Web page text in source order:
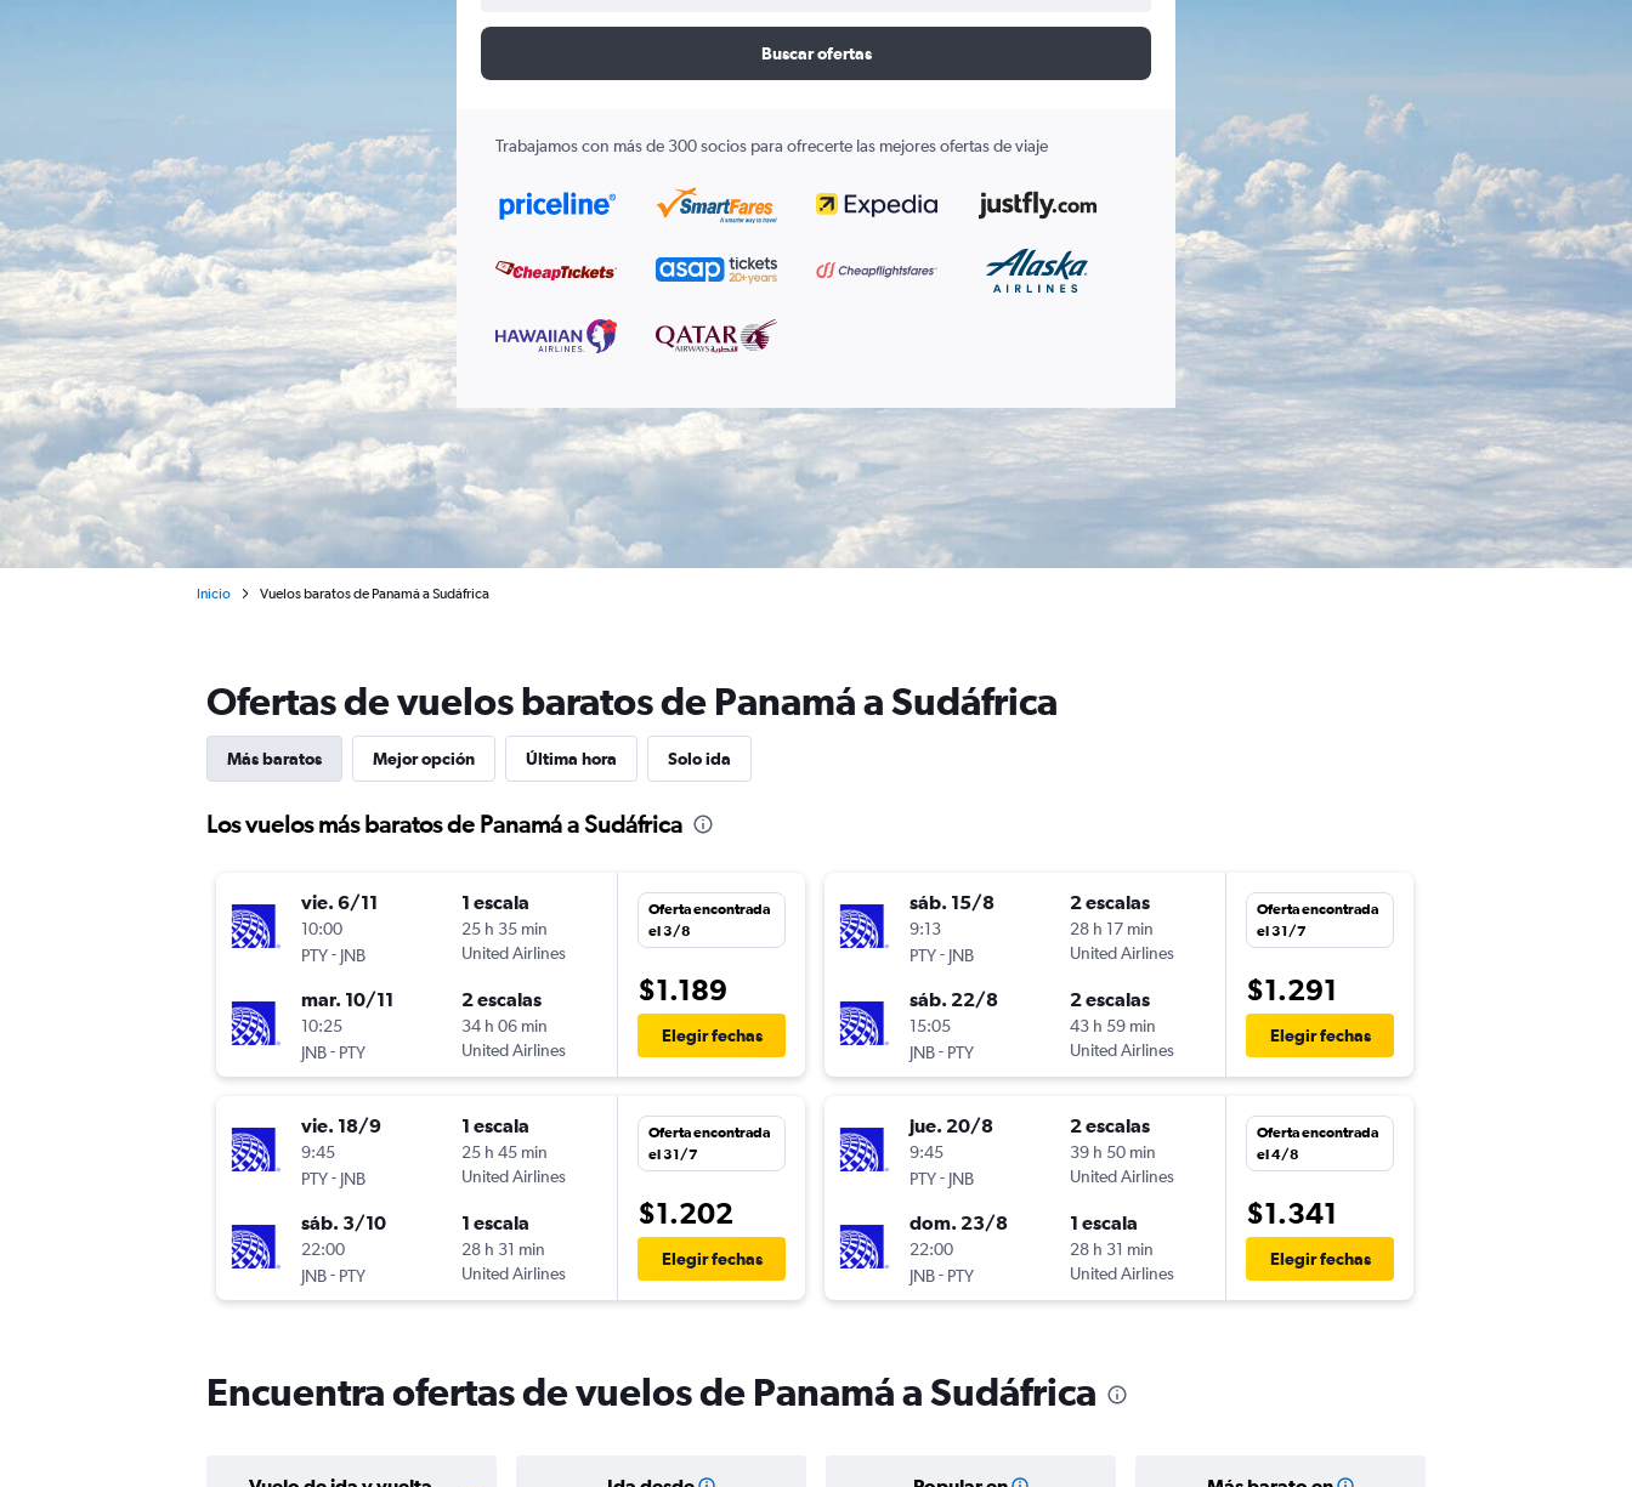
Buscar ofertas
Trabajamos con más de 300 socios para ofrecerte las mejores ofertas de viaje
Inicio Vuelos baratos de Panamá a Sudáfrica
Ofertas de vuelos baratos de Panamá a Sudáfrica
Más baratos Mejor opción Última hora Solo ida
Los vuelos más baratos de Panamá a Sudáfrica
vie. 6/11
10:00
PTY- JNB
1 escala
25 h 35 min
United Airlines
mar. 10/11
10:25
JNB- PTY
2 escalas
34 h 06 min
United Airlines
Oferta encontrada
el 3/8
$1.189
Elegir fechas
vie. 18/9
9:45
PTY- JNB
1 escala
25 h 45 min
United Airlines
sáb. 3/10
22:00
JNB- PTY
1 escala
28 h 31 min
United Airlines
Oferta encontrada
el 31/7
$1.202
Elegir fechas
sáb. 15/8
9:13
PTY- JNB
2 escalas
28 h 17 min
United Airlines
sáb. 22/8
15:05
JNB- PTY
2 escalas
43 h 59 min
United Airlines
Oferta encontrada
el 31/7
$1.291
Elegir fechas
jue. 20/8
9:45
PTY- JNB
2 escalas
39 h 50 min
United Airlines
dom. 23/8
22:00
JNB- PTY
1 escala
28 h 31 min
United Airlines
Oferta encontrada
el 4/8
$1.341
Elegir fechas
Encuentra ofertas de vuelos de Panamá a Sudáfrica